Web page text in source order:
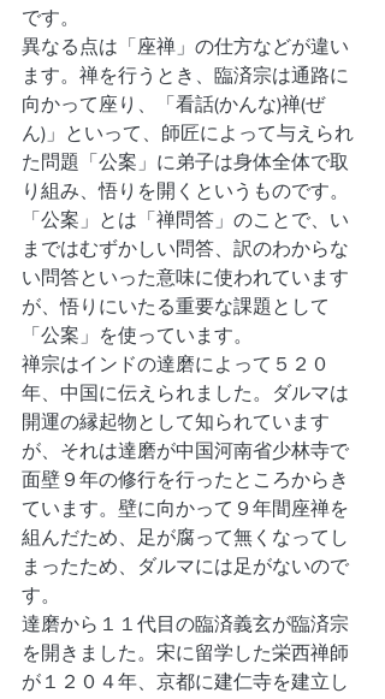
です。
異なる点は「座禅」の仕方などが違い
ます。禅を行うとき、臨済宗は通路に
向かって座り、「看話(かんな)禅(ぜ
ん)」といって、師匠によって与えられ
た問題「公案」に弟子は身体全体で取
り組み、悟りを開くというものです。
「公案」とは「禅問答」のことで、い
まではむずかしい問答、訳のわからな
い問答といった意味に使われています
が、悟りにいたる重要な課題として
「公案」を使っています。
禅宗はインドの達磨によって５２０
年、中国に伝えられました。ダルマは
開運の縁起物として知られています
が、それは達磨が中国河南省少林寺で
面壁９年の修行を行ったところからき
ています。壁に向かって９年間座禅を
組んだため、足が腐って無くなってし
まったため、ダルマには足がないので
す。
達磨から１１代目の臨済義玄が臨済宗
を開きました。宋に留学した栄西禅師
が１２０４年、京都に建仁寺を建立し